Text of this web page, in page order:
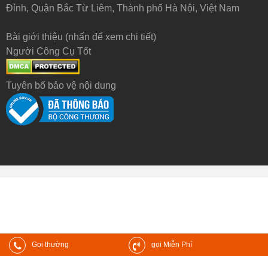
Đỉnh, Quận Bắc Từ Liêm, Thành phố Hà Nội, Việt Nam
Bài giới thiệu (nhấn để xem chi tiết)
Người Công Cụ Tốt
Tuyên bố bảo vệ nội dung
Gọi thường gọi Miễn Phí